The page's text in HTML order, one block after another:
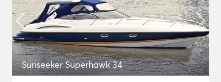
Sunseeker Superhawk 34